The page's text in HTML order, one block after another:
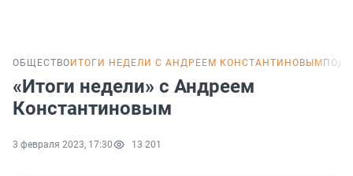
ОБЩЕСТВО ИТОГИ НЕДЕЛИ С АНДРЕЕМ КОНСТАНТИНОВЫМ
«Итоги недели» с Андреем
Константиновым
3 февраля 2023, 17:30 13 201